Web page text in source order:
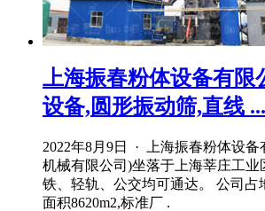
上海振春粉体设备有限
设备,圆形振动筛,直线 ...
2022年8月9日 · 上海振春粉体设
机械有限公司)坐落于上海莘庄工业
铁、轻轨、公交均可通达。 公司占
面积8620m2,标准厂 .